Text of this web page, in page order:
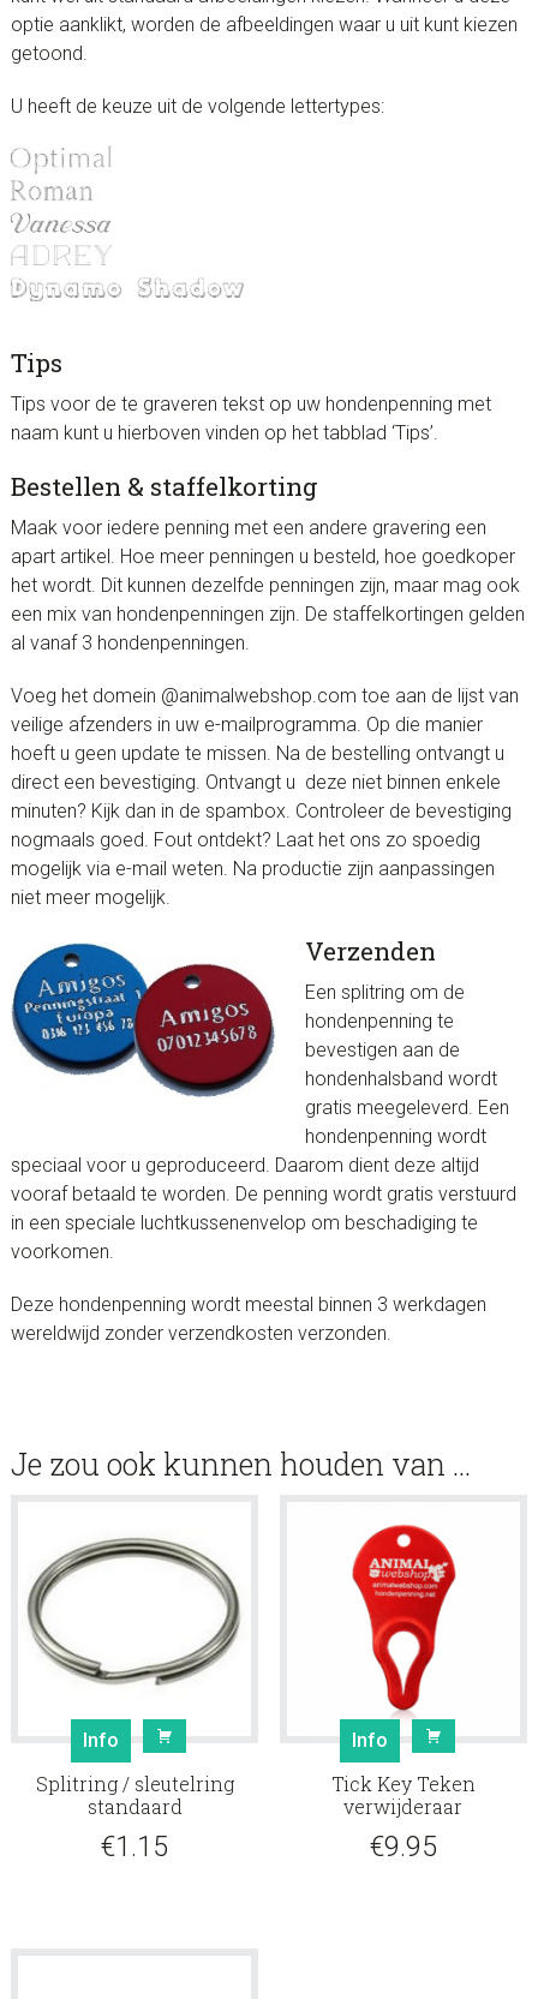
optie aanklikt, worden de afbeeldingen waar u uit kunt kiezen
getoond.
U heeft de keuze uit de volgende lettertypes:
Tips
Tips voor de te graveren tekst op uw hondenpenning met
naam kunt u hierboven vinden op het tabblad ‘Tips’.
Bestellen & staffelkorting
Maak voor iedere penning met een andere gravering een
apart artikel. Hoe meer penningen u besteld, hoe goedkoper
het wordt. Dit kunnen dezelfde penningen zijn, maar mag ook
een mix van hondenpenningen zijn. De staffelkortingen gelden
al vanaf 3 hondenpenningen.
Voeg het domein @animalwebshop.com toe aan de lijst van
veilige afzenders in uw e-mailprogramma. Op die manier
hoeft u geen update te missen. Na de bestelling ontvangt u
direct een bevestiging. Ontvangt u deze niet binnen enkele
minuten? Kijk dan in de spambox. Controleer de bevestiging
nogmaals goed. Fout ontdekt? Laat het ons zo spoedig
mogelijk via e-mail weten. Na productie zijn aanpassingen
niet meer mogelijk.
Verzenden
Een splitring om de
hondenpenning te
bevestigen aan de
hondenhalsband wordt
gratis meegeleverd. Een
hondenpenning wordt
speciaal voor u geproduceerd. Daarom dient deze altijd
vooraf betaald te worden. De penning wordt gratis verstuurd
in een speciale luchtkussenenvelop om beschadiging te
voorkomen.
Deze hondenpenning wordt meestal binnen 3 werkdagen
wereldwijd zonder verzendkosten verzonden.
Je zou ook kunnen houden van …
Info
Splitring / sleutelring
standaard
€1.15
Info
Tick Key Teken
verwijderaar
€9.95